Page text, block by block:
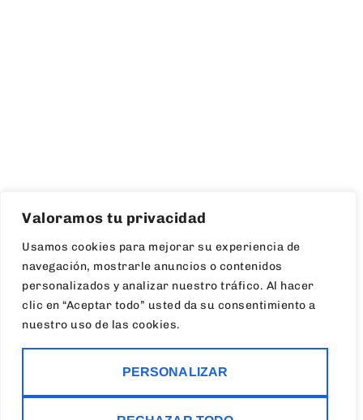
Valoramos tu privacidad
Usamos cookies para mejorar su experiencia de
navegación, mostrarle anuncios o contenidos
personalizados y analizar nuestro tráfico. Al hacer
clic en “Aceptar todo” usted da su consentimiento a
nuestro uso de las cookies.
PERSONALIZAR